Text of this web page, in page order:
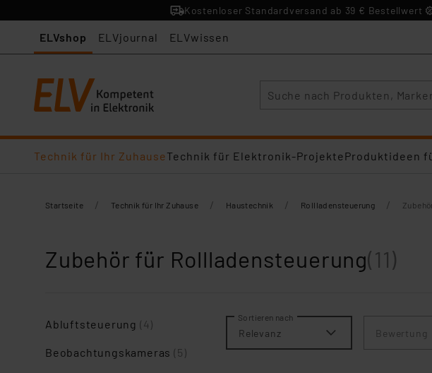
Kostenloser Standardversand ab 39 € Bestellwert
ELVshop ELVjournal ELVwissen
Technik für Ihr ZuhauseTechnik für Elektronik-ProjekteProduktideen
Startseite / Technik für Ihr Zuhause / Haustechnik / Rollladensteuerung /
Zubehör für Rollladensteuerung(11)
Abluftsteuerung (4)
Beobachtungskameras(5)
Sortieren nach
Relevanz Bewertung